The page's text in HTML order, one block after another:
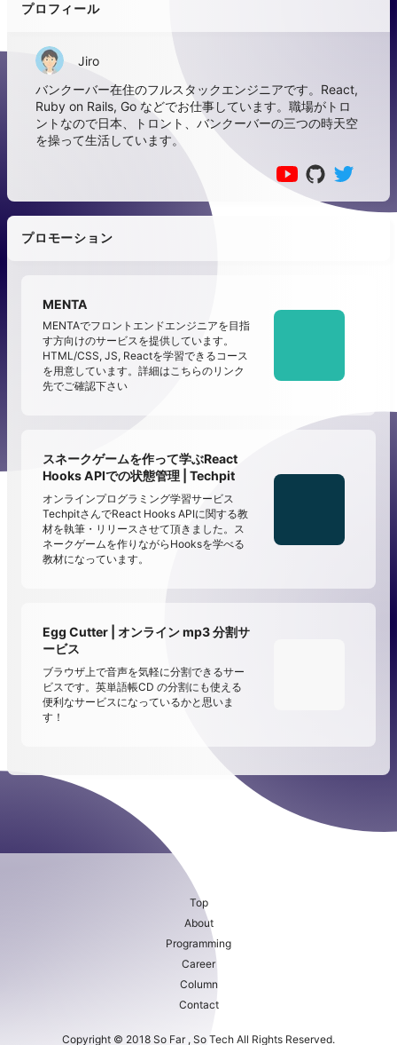
プロフィール
Jiro
バンクーバー在住のフルスタックエンジニアです。React,
Ruby on Rails, Go などでお仕事しています。職場がトロ
ントなので日本、トロント、バンクーバーの三つの時天空
を操って生活しています。
プロモーション
MENTA
MENTAでフロントエンドエンジニアを目指
す方向けのサービスを提供しています。
HTML/CSS, JS, Reactを学習できるコース
を用意しています。詳細はこちらのリンク
先でご確認下さい
スネークゲームを作って学ぶReact
Hooks APIでの状態管理 | Techpit
オンラインプログラミング学習サービス
TechpitさんでReact Hooks APIに関する教
材を執筆・リリースさせて頂きました。ス
ネークゲームを作りながらHooksを学べる
教材になっています。
Egg Cutter | オンライン mp3 分割サ
ービス
ブラウザ上で音声を気軽に分割できるサー
ビスです。英単語帳CD の分割にも使える
便利なサービスになっているかと思いま
す！
Top
About
Programming
Career
Column
Contact
Copyright © 2018 So Far , So Tech All Rights Reserved.